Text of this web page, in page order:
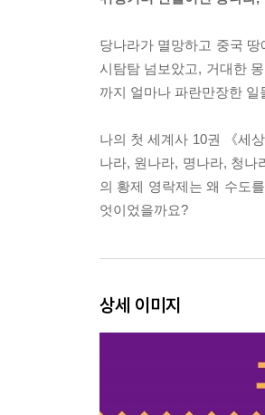
당나라가 멸망하고 중국
시탐탐 넘보았고, 거대한
까지 얼마나 파란만장한
나의 첫 세계사 10권 《세
나라, 원나라, 명나라, 청
의 황제 영락제는 왜 수도
엇이었을까요?
상세 이미지